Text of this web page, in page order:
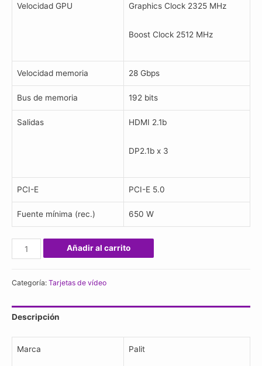
Velocidad GPU Graphics Clock 2325 MHz
Boost Clock 2512 MHz
Velocidad memoria 28 Gbps
Bus de memoria 192 bits
Salidas HDMI 2.1b
DP2.1b x 3
PCI-E PCI-E 5.0
Fuente mínima (rec.) 650 W
Tarjeta
Palit
5070
Infinity3
D7
Añadir al carrito
Categoría: Tarjetas de vídeo
Descripción
Marca Palit